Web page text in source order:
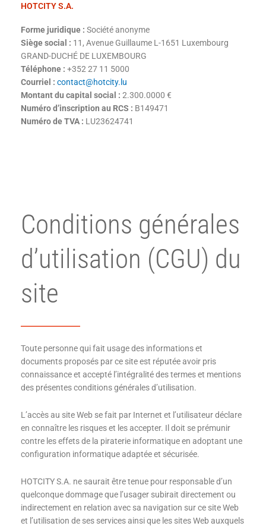
HOTCITY S.A.
Forme juridique : Société anonyme
Siège social : 11, Avenue Guillaume L-1651 Luxembourg
GRAND-DUCHÉ DE LUXEMBOURG
Téléphone : +352 27 11 5000
Courriel : contact@hotcity.lu
Montant du capital social : 2.300.0000 €
Numéro d’inscription au RCS : B149471
Numéro de TVA : LU23624741
Conditions générales
d’utilisation (CGU) du
site​
Toute personne qui fait usage des informations et
documents proposés par ce site est réputée avoir pris
connaissance et accepté l’intégralité des termes et mentions
des présentes conditions générales d’utilisation.
L’accès au site Web se fait par Internet et l’utilisateur déclare
en connaître les risques et les accepter. Il doit se prémunir
contre les effets de la piraterie informatique en adoptant une
configuration informatique adaptée et sécurisée.
HOTCITY S.A. ne saurait être tenue pour responsable d’un
quelconque dommage que l’usager subirait directement ou
indirectement en relation avec sa navigation sur ce site Web
et l’utilisation de ses services ainsi que les sites Web auxquels